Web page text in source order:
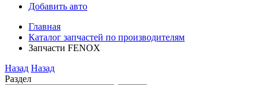
Добавить авто
Главная
Каталог запчастей по производителям
Запчасти FENOX
Назад Назад
Раздел